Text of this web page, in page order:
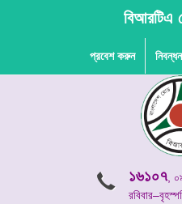
বিআরটিএ
প্রবেশ করুন নিবন্ধন
১৬১০৭,